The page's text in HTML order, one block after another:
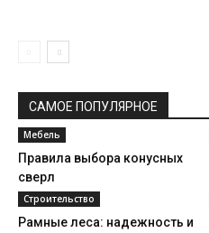
САМОЕ ПОПУЛЯРНОЕ
Мебель
Правила выбора конусных
сверл
Строительство
Рамные леса: надежность и